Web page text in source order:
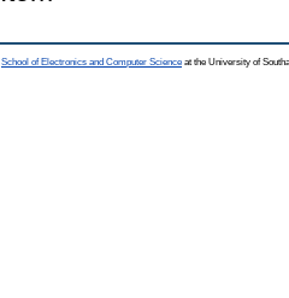
School of Electronics and Computer Science at the University of